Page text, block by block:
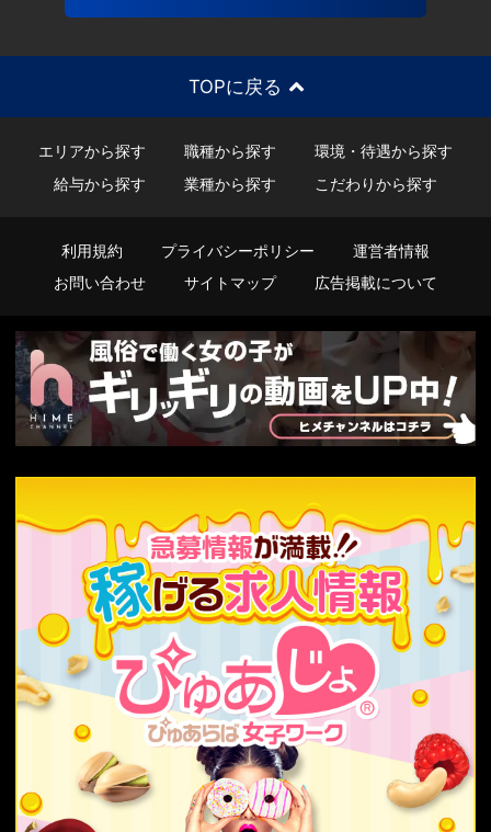
TOPに戻る
エリアから探す 職種から探す
環境・待遇から探す
給与から探す
業種から探す こだわりから探す
利用規約 プライバシーポリシー
運営者情報
お問い合わせ
サイトマップ 広告掲載について